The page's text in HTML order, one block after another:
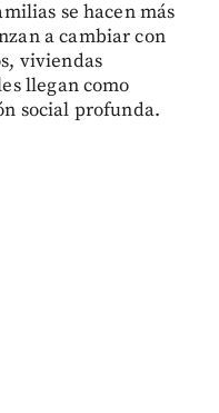
se hacen más
a cambiar con
viviendas
llegan como
social profunda.